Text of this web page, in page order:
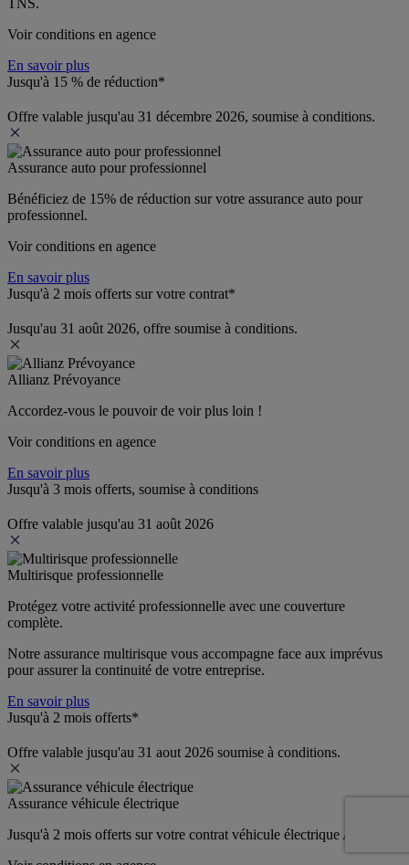
Voir conditions en agence
En savoir plus
Jusqu'à 15 % de réduction*
Offre valable jusqu'au 31 décembre 2026, soumise à conditions.
Assurance auto pour professionnel
Bénéficiez de 15% de réduction sur votre assurance auto pour
professionnel.
Voir conditions en agence
En savoir plus
Jusqu'à 2 mois offerts sur votre contrat*
Jusqu'au 31 août 2026, offre soumise à conditions.
Allianz Prévoyance
Accordez-vous le pouvoir de voir plus loin !
Voir conditions en agence
En savoir plus
Jusqu'à 3 mois offerts, soumise à conditions
Offre valable jusqu'au 31 août 2026
Multirisque professionnelle
Protégez votre activité professionnelle avec une couverture
complète.
Notre assurance multirisque vous accompagne face aux imprévus
pour assurer la continuité de votre entreprise.
En savoir plus
Jusqu'à 2 mois offerts*
Offre valable jusqu'au 31 aout 2026 soumise à conditions.
Assurance véhicule électrique
Jusqu'à 2 mois offerts sur votre contrat véhicule électrique Allianz